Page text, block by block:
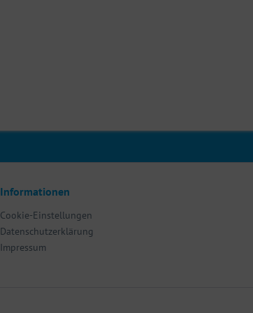
Informationen
Cookie-Einstellungen
Datenschutzerklärung
Impressum